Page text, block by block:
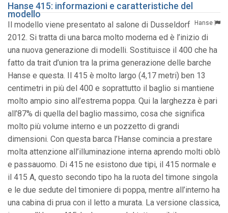
Hanse 415: informazioni e caratteristiche del
modello
Hanse
Il modello viene presentato al salone di Dusseldorf
2012. Si tratta di una barca molto moderna ed è l’inizio di
una nuova generazione di modelli. Sostituisce il 400 che ha
fatto da trait d’union tra la prima generazione delle barche
Hanse e questa. Il 415 è molto largo (4,17 metri) ben 13
centimetri in più del 400 e soprattutto il baglio si mantiene
molto ampio sino all’estrema poppa. Qui la larghezza è pari
all’87% di quella del baglio massimo, cosa che significa
molto più volume interno e un pozzetto di grandi
dimensioni. Con questa barca l’Hanse comincia a prestare
molta attenzione all’illuminazione interna aprendo molti oblò
e passauomo. Di 415 ne esistono due tipi, il 415 normale e
il 415 A, questo secondo tipo ha la ruota del timone singola
e le due sedute del timoniere di poppa, mentre all’interno ha
una cabina di prua con il letto a murata. La versione classica,